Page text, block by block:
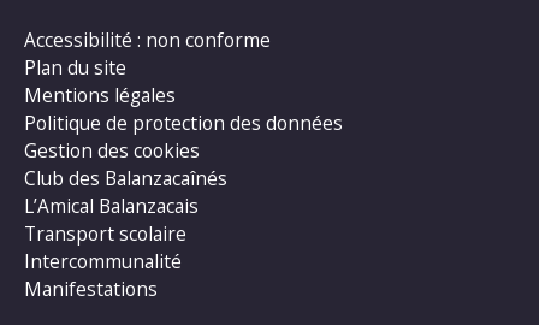
Accessibilité : non conforme
Plan du site
Mentions légales
Politique de protection des données
Gestion des cookies
Club des Balanzacaînés
L’Amical Balanzacais
Transport scolaire
Intercommunalité
Manifestations